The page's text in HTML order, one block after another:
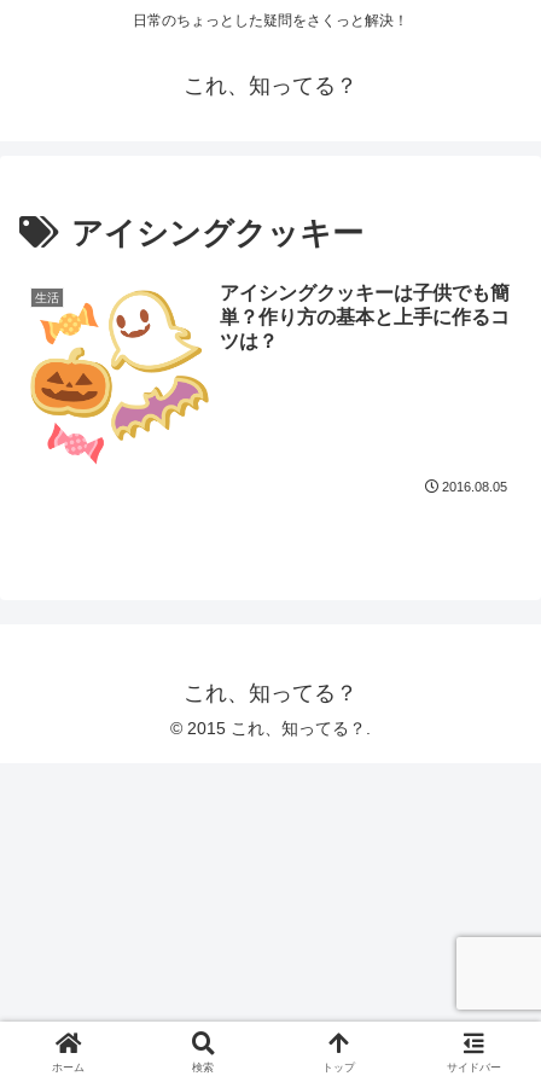
日常のちょっとした疑問をさくっと解決！
これ、知ってる？
アイシングクッキー
生活
アイシングクッキーは子供でも簡
単？作り方の基本と上手に作るコ
ツは？
2016.08.05
これ、知ってる？
© 2015 これ、知ってる？.
ホーム 検索 トップ サイドバー